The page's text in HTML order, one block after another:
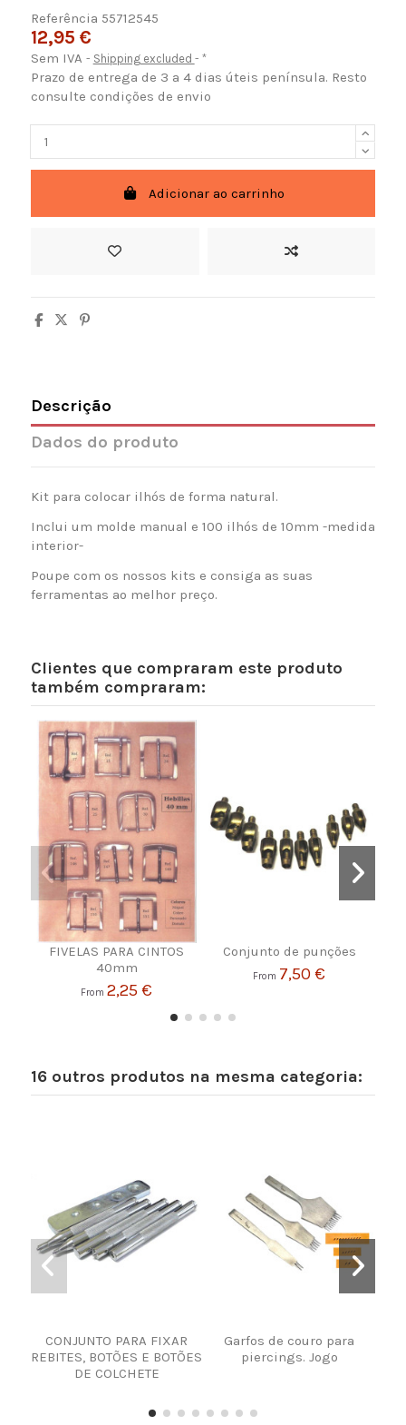
Referência 55712545
12,95 €
Sem IVA Shipping excluded *
Prazo de entrega de 3 a 4 dias úteis península. Resto
consulte condições de envio
Adicionar ao carrinho
Descrição
Dados do produto
Kit para colocar ilhós de forma natural.
Inclui um molde manual e 100 ilhós de 10mm -medida
interior-
Poupe com os nossos kits e consiga as suas
ferramentas ao melhor preço.
Clientes que compraram este produto
também compraram:
FIVELAS PARA CINTOS
40mm
From2,25 €
Conjunto de punções
From 7,50 €
16 outros produtos na mesma categoria:
CONJUNTO PARA FIXAR
REBITES, BOTÕES E BOTÕES
DE COLCHETE
Garfos de couro para
piercings. Jogo